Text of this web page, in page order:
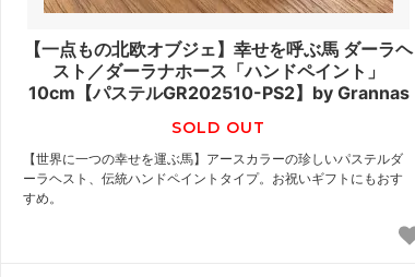
【一点もの北欧オブジェ】幸せを呼ぶ馬 ダーラヘ
スト／ダーラナホース「ハンドペイント」
10cm【パステルGR202510-PS2】by Grannas
SOLD OUT
【世界に一つの幸せを運ぶ馬】アースカラーの珍しいパステルダ
ーラヘスト、伝統ハンドペイントタイプ。お祝いギフトにもおす
すめ。